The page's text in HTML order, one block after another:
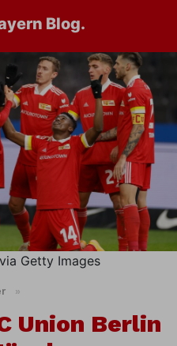
Blog.
Getty Images
»
Union Berlin